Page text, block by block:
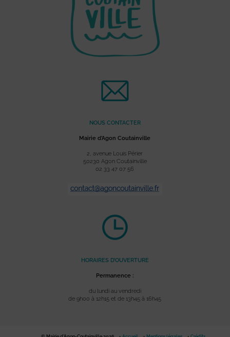
NOUS CONTACTER
Mairie d’Agon Coutainville
2, avenue Louis Périer
50230 Agon Coutainville
02 33 47 07 56
HORAIRES D’OUVERTURE
Permanence :
du lundi au vendredi
de 9h00 à 12h15 et de 13h45 à 16h45